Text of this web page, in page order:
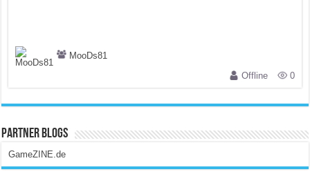
MooDs81
Offline
0
Partner Blogs
GameZINE.de